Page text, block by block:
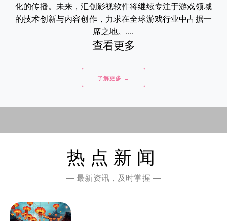
化的传播。未来，汇创影视软件将继续专注于游戏领域
的技术创新与内容创作，力求在全球游戏行业中占据一
席之地。....
查看更多
了解更多 →
热点新闻
— 最新资讯，及时掌握 —